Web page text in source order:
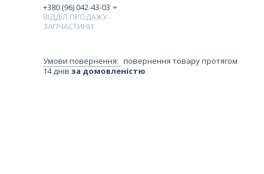
+380 (96) 042-43-03
ВІДДІЛ ПРОДАЖУ -
ЗАПЧАСТИНИ
повернення товару протягом
14 днів за домовленістю